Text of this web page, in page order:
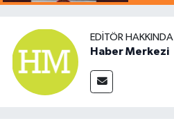
EDITÖR HAKKINDA
Haber Merkezi